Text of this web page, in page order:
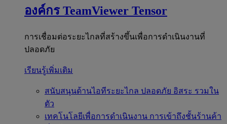
องค์กร TeamViewer Tensor
การเชื่อมต่อระยะไกลที่สร้างขึ้นเพื่อการดำเนินงานที่
ปลอดภัย
เรียนรู้เพิ่มเติม
สนับสนุนด้านไอทีระยะไกล ปลอดภัย อิสระ รวมใน
ตัว
เทคโนโลยีเพื่อการดำเนินงาน การเข้าถึงชั้นร้านค้า